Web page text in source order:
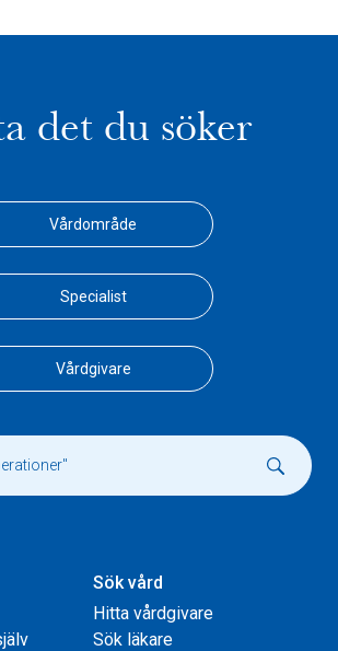
det du söker
Vårdområde
Specialist
Vårdgivare
Sök vård
Hitta vårdgivare
Sök läkare